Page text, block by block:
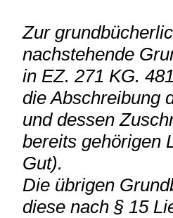
Zur
nachstehende
in EZ. 271 KG.
die Abschreibung
und dessen
bereits gehörigen
Gut).
Die übrigen
diese nach § 15